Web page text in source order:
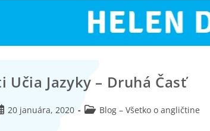
Učia Jazyky – Druhá Časť
20 januára, 2020 Blog – Všetko o angličtine